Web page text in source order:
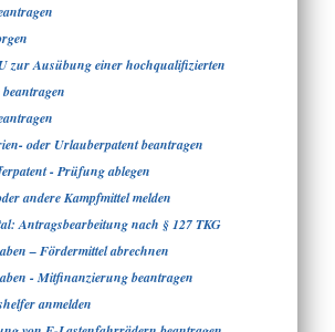
zur Ausübung einer hochqualifizierten
oder Urlauberpatent beantragen
- Prüfung ablegen
andere Kampfmittel melden
Antragsbearbeitung nach § 127 TKG
– Fördermittel abrechnen
- Mitfinanzierung beantragen
anmelden